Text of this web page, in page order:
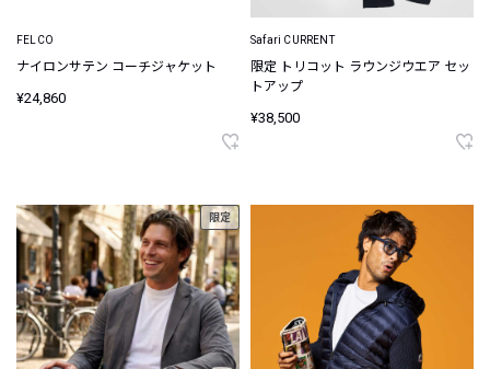
FELCO
ナイロンサテン コーチジャケット
¥24,860
Safari CURRENT
限定 トリコット ラウンジウエア セッ
トアップ
¥38,500
限定